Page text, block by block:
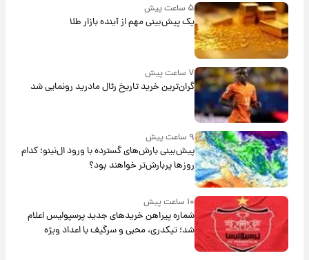
۵ ساعت پیش
یک پیش‌بینی مهم از آینده بازار طلا
۷ ساعت پیش
گران‌ترین خرید تاریخ رئال مادرید رونمایی شد
۹ ساعت پیش
پیش‌بینی بارش‌های گسترده با ورود ال‌نینو؛ کدام
روزها پربارش‌تر خواهند بود؟
۱۰ ساعت پیش
شماره پیراهن خریدهای جدید پرسپولیس اعلام
شد؛ تیکدری، محبی و سرگیف با اعداد ویژه